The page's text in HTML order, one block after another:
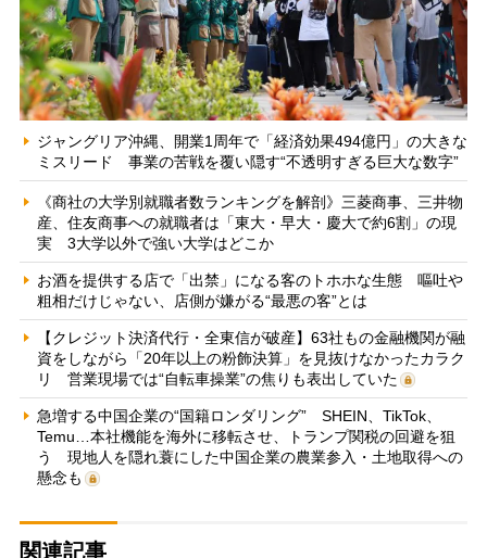
ジャングリア沖縄、開業1周年で「経済効果494億円」の大きな
ミスリード 事業の苦戦を覆い隠す“不透明すぎる巨大な数字”
《商社の大学別就職者数ランキングを解剖》三菱商事、三井物
産、住友商事への就職者は「東大・早大・慶大で約6割」の現
実 3大学以外で強い大学はどこか
お酒を提供する店で「出禁」になる客のトホホな生態 嘔吐や
粗相だけじゃない、店側が嫌がる“最悪の客”とは
【クレジット決済代行・全東信が破産】63社もの金融機関が融
資をしながら「20年以上の粉飾決算」を見抜けなかったカラク
リ 営業現場では“自転車操業”の焦りも表出していた
急増する中国企業の“国籍ロンダリング” SHEIN、TikTok、
Temu…本社機能を海外に移転させ、トランプ関税の回避を狙
う 現地人を隠れ蓑にした中国企業の農業参入・土地取得への
懸念も
関連記事